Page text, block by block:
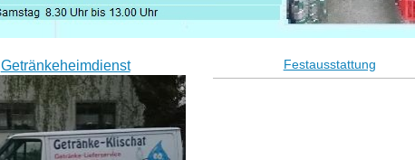
Getränkeheimdienst Festausstattung